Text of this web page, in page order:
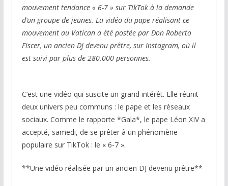
mouvement tendance « 6-7 » sur TikTok à la demande
d’un groupe de jeunes. La vidéo du pape réalisant ce
mouvement au Vatican a été postée par Don Roberto
Fiscer, un ancien DJ devenu prêtre, sur Instagram, où il
est suivi par plus de 280.000 personnes.
C’est une vidéo qui suscite un grand intérêt. Elle réunit
deux univers peu communs : le pape et les réseaux
sociaux. Comme le rapporte *Gala*, le pape Léon XIV a
accepté, samedi, de se prêter à un phénomène
populaire sur TikTok : le « 6-7 ».
**Une vidéo réalisée par un ancien DJ devenu prêtre**